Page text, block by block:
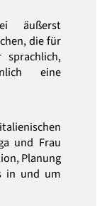
äußerst
die für
sprachlich,
eine
und Frau
Planung
in und um